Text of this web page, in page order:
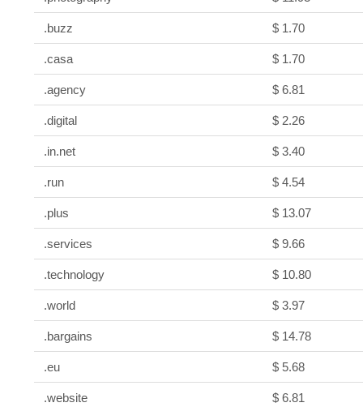
.buzz $ 1.70
.casa $ 1.70
.agency $ 6.81
.digital $ 2.26
.in.net $ 3.40
.run $ 4.54
.plus $ 13.07
.services $ 9.66
.technology $ 10.80
.world $ 3.97
.bargains $ 14.78
.eu $ 5.68
.website $ 6.81